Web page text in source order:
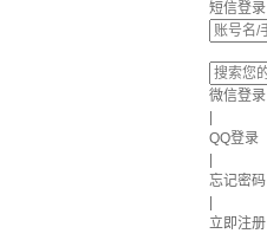
短信登录
微信登录
QQ登录
忘记密码
立即注册